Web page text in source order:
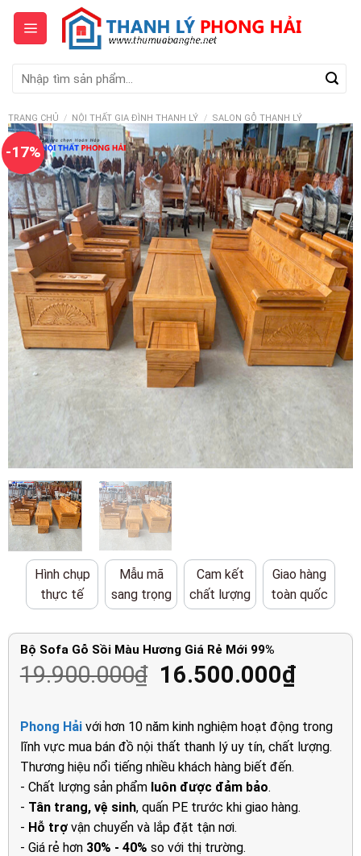
Skip
content
kiếm:
TRANG CHỦ / NỘI THẤT GIA ĐÌNH THANH LÝ / SALON GỖ THANH LÝ
-17%
Hình chụp
thực tế
Mẫu mã
sang trọng
Cam kết
chất lượng
Giao hàng
toàn quốc
Bộ Sofa Gỗ Sồi Màu Hương Giá Rẻ Mới 99%
19.900.000₫ Giá
là:
19.900.000₫.
16.500.000₫Giá
tại
là:
Phong Hảivới hơn 10 năm kinh nghiệm hoạt động trong
lĩnh vực mua bán đồ nội thất thanh lý uy tín, chất lượng.
Thương hiệu nổi tiếng nhiều khách hàng biết đến.
- Chất lượng sản phẩm luôn được đảm bảo.
- Tân trang, vệ sinh, quấn PE trước khi giao hàng.
- Hỗ trợvận chuyển và lắp đặt tận nơi.
- Giá rẻ hơn 30% - 40% so với thị trường.